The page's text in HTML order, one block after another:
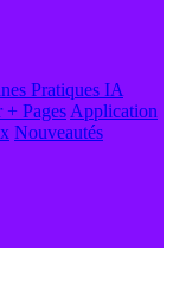
Pratiques IA
+ Pages Application
Nouveautés